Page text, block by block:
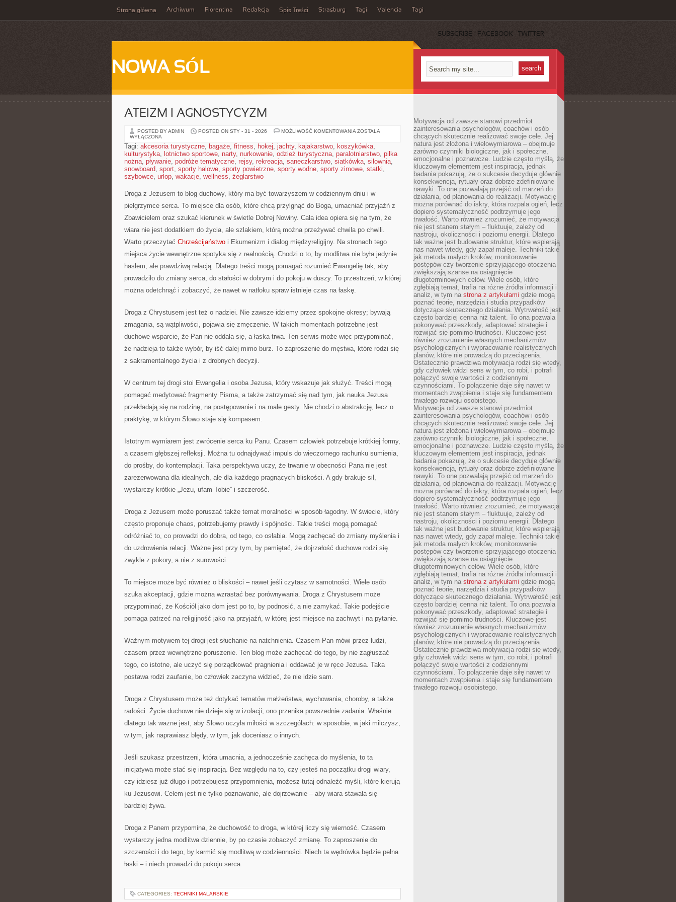
Strona główna Archiwum Fiorentina Redakcja Spis Treści Strasburg Tagi Valencia Tagi
SUBSCRIBE FACEBOOK TWITTER
NOWA SÓL
ATEIZM I AGNOSTYCYZM
POSTED BY ADMIN POSTED ON STY - 31 - 2026 MOŻLIWOŚĆ KOMENTOWANIA ATEIZM
ZOSTAŁA
WYŁĄCZONA
Tagi: akcesoria turystyczne, bagaże, fitness, hokej, jachty, kajakarstwo, koszykówka,
kulturystyka, lotnictwo sportowe, narty, nurkowanie, odzież turystyczna, paralotniarstwo, piłka
nożna, pływanie, podróże tematyczne, rejsy, rekreacja, saneczkarstwo, siatkówka, siłownia,
snowboard, sport, sporty halowe, sporty powietrzne, sporty wodne, sporty zimowe, statki,
szybowce, urlop, wakacje, wellness, żeglarstwo
Droga z Jezusem to blog duchowy, który ma być towarzyszem w codziennym dniu i w
pielgrzymce serca. To miejsce dla osób, które chcą przylgnąć do Boga, umacniać przyjaźń z
Zbawicielem oraz szukać kierunek w świetle Dobrej Nowiny. Cała idea opiera się na tym, że
wiara nie jest dodatkiem do życia, ale szlakiem, którą można przeżywać chwila po chwili.
Warto przeczytać Chrześcijaństwo i Ekumenizm i dialog międzyreligijny. Na stronach tego
miejsca życie wewnętrzne spotyka się z realnością. Chodzi o to, by modlitwa nie była jedynie
hasłem, ale prawdziwą relacją. Dlatego treści mogą pomagać rozumieć Ewangelię tak, aby
prowadziło do zmiany serca, do stałości w dobrym i do pokoju w duszy. To przestrzeń, w której
można odetchnąć i zobaczyć, że nawet w natłoku spraw istnieje czas na łaskę.
Droga z Chrystusem jest też o nadziei. Nie zawsze idziemy przez spokojne okresy; bywają
zmagania, są wątpliwości, pojawia się zmęczenie. W takich momentach potrzebne jest
duchowe wsparcie, że Pan nie oddala się, a łaska trwa. Ten serwis może więc przypominać,
że nadzieja to także wybór, by iść dalej mimo burz. To zaproszenie do męstwa, które rodzi się
z sakramentalnego życia i z drobnych decyzji.
W centrum tej drogi stoi Ewangelia i osoba Jezusa, który wskazuje jak służyć. Treści mogą
pomagać medytować fragmenty Pisma, a także zatrzymać się nad tym, jak nauka Jezusa
przekładają się na rodzinę, na postępowanie i na małe gesty. Nie chodzi o abstrakcję, lecz o
praktykę, w którym Słowo staje się kompasem.
Istotnym wymiarem jest zwrócenie serca ku Panu. Czasem człowiek potrzebuje krótkiej formy,
a czasem głębszej refleksji. Można tu odnajdywać impuls do wieczornego rachunku sumienia,
do prośby, do kontemplacji. Taka perspektywa uczy, że trwanie w obecności Pana nie jest
zarezerwowana dla idealnych, ale dla każdego pragnących bliskości. A gdy brakuje sił,
wystarczy krótkie „Jezu, ufam Tobie” i szczerość.
Droga z Jezusem może poruszać także temat moralności w sposób łagodny. W świecie, który
często proponuje chaos, potrzebujemy prawdy i spójności. Takie treści mogą pomagać
odróżniać to, co prowadzi do dobra, od tego, co osłabia. Mogą zachęcać do zmiany myślenia i
do uzdrowienia relacji. Ważne jest przy tym, by pamiętać, że dojrzałość duchowa rodzi się
zwykle z pokory, a nie z surowości.
To miejsce może być również o bliskości – nawet jeśli czytasz w samotności. Wiele osób
szuka akceptacji, gdzie można wzrastać bez porównywania. Droga z Chrystusem może
przypominać, że Kościół jako dom jest po to, by podnosić, a nie zamykać. Takie podejście
pomaga patrzeć na religijność jako na przyjaźń, w której jest miejsce na zachwyt i na pytanie.
Ważnym motywem tej drogi jest słuchanie na natchnienia. Czasem Pan mówi przez ludzi,
czasem przez wewnętrzne poruszenie. Ten blog może zachęcać do tego, by nie zagłuszać
tego, co istotne, ale uczyć się porządkować pragnienia i oddawać je w ręce Jezusa. Taka
postawa rodzi zaufanie, bo człowiek zaczyna widzieć, że nie idzie sam.
Droga z Chrystusem może też dotykać tematów małżeństwa, wychowania, choroby, a także
radości. Życie duchowe nie dzieje się w izolacji; ono przenika powszednie zadania. Właśnie
dlatego tak ważne jest, aby Słowo uczyła miłości w szczegółach: w sposobie, w jaki milczysz,
w tym, jak naprawiasz błędy, w tym, jak doceniasz o innych.
Jeśli szukasz przestrzeni, która umacnia, a jednocześnie zachęca do myślenia, to ta
inicjatywa może stać się inspiracją. Bez względu na to, czy jesteś na początku drogi wiary,
czy idziesz już długo i potrzebujesz przypomnienia, możesz tutaj odnaleźć myśli, które kierują
ku Jezusowi. Celem jest nie tylko poznawanie, ale dojrzewanie – aby wiara stawała się
bardziej żywa.
Droga z Panem przypomina, że duchowość to droga, w której liczy się wierność. Czasem
wystarczy jedna modlitwa dziennie, by po czasie zobaczyć zmianę. To zaproszenie do
szczerości i do tego, by karmić się modlitwą w codzienności. Niech ta wędrówka będzie pełna
łaski – i niech prowadzi do pokoju serca.
CATEGORIES: TECHNIKI MALARSKIE
Motywacja od zawsze stanowi przedmiot
zainteresowania psychologów, coachów i osób
chcących skutecznie realizować swoje cele. Jej
natura jest złożona i wielowymiarowa – obejmuje
zarówno czynniki biologiczne, jak i społeczne,
emocjonalne i poznawcze. Ludzie często myślą, że
kluczowym elementem jest inspiracja, jednak
badania pokazują, że o sukcesie decyduje głównie
konsekwencja, rytuały oraz dobrze zdefiniowane
nawyki. To one pozwalają przejść od marzeń do
działania, od planowania do realizacji. Motywację
można porównać do iskry, która rozpala ogień, lecz
dopiero systematyczność podtrzymuje jego
trwałość. Warto również zrozumieć, że motywacja
nie jest stanem stałym – fluktuuje, zależy od
nastroju, okoliczności i poziomu energii. Dlatego
tak ważne jest budowanie struktur, które wspierają
nas nawet wtedy, gdy zapał maleje. Techniki takie
jak metoda małych kroków, monitorowanie
postępów czy tworzenie sprzyjającego otoczenia
zwiększają szanse na osiągnięcie
długoterminowych celów. Wiele osób, które
zgłębiają temat, trafia na różne źródła informacji i
analiz, w tym na strona z artykułami gdzie mogą
poznać teorie, narzędzia i studia przypadków
dotyczące skutecznego działania. Wytrwałość jest
często bardziej cenna niż talent. To ona pozwala
pokonywać przeszkody, adaptować strategie i
rozwijać się pomimo trudności. Kluczowe jest
również zrozumienie własnych mechanizmów
psychologicznych i wypracowanie realistycznych
planów, które nie prowadzą do przeciążenia.
Ostatecznie prawdziwa motywacja rodzi się wtedy,
gdy człowiek widzi sens w tym, co robi, i potrafi
połączyć swoje wartości z codziennymi
czynnościami. To połączenie daje siłę nawet w
momentach zwątpienia i staje się fundamentem
trwałego rozwoju osobistego.
Motywacja od zawsze stanowi przedmiot
zainteresowania psychologów, coachów i osób
chcących skutecznie realizować swoje cele. Jej
natura jest złożona i wielowymiarowa – obejmuje
zarówno czynniki biologiczne, jak i społeczne,
emocjonalne i poznawcze. Ludzie często myślą, że
kluczowym elementem jest inspiracja, jednak
badania pokazują, że o sukcesie decyduje głównie
konsekwencja, rytuały oraz dobrze zdefiniowane
nawyki. To one pozwalają przejść od marzeń do
działania, od planowania do realizacji. Motywację
można porównać do iskry, która rozpala ogień, lecz
dopiero systematyczność podtrzymuje jego
trwałość. Warto również zrozumieć, że motywacja
nie jest stanem stałym – fluktuuje, zależy od
nastroju, okoliczności i poziomu energii. Dlatego
tak ważne jest budowanie struktur, które wspierają
nas nawet wtedy, gdy zapał maleje. Techniki takie
jak metoda małych kroków, monitorowanie
postępów czy tworzenie sprzyjającego otoczenia
zwiększają szanse na osiągnięcie
długoterminowych celów. Wiele osób, które
zgłębiają temat, trafia na różne źródła informacji i
analiz, w tym na strona z artykułami gdzie mogą
poznać teorie, narzędzia i studia przypadków
dotyczące skutecznego działania. Wytrwałość jest
często bardziej cenna niż talent. To ona pozwala
pokonywać przeszkody, adaptować strategie i
rozwijać się pomimo trudności. Kluczowe jest
również zrozumienie własnych mechanizmów
psychologicznych i wypracowanie realistycznych
planów, które nie prowadzą do przeciążenia.
Ostatecznie prawdziwa motywacja rodzi się wtedy,
gdy człowiek widzi sens w tym, co robi, i potrafi
połączyć swoje wartości z codziennymi
czynnościami. To połączenie daje siłę nawet w
momentach zwątpienia i staje się fundamentem
trwałego rozwoju osobistego.